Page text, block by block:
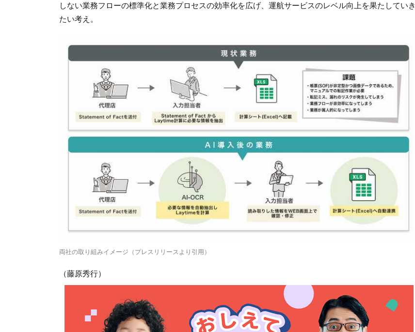
しない業務フローの標準化と業務プロセスの効率化を広げ、運航サービスのレベル向上を果たしていき
たい考え。
両社の取り組みイメージ（プレスリリースより引用）
（藤原秀行）